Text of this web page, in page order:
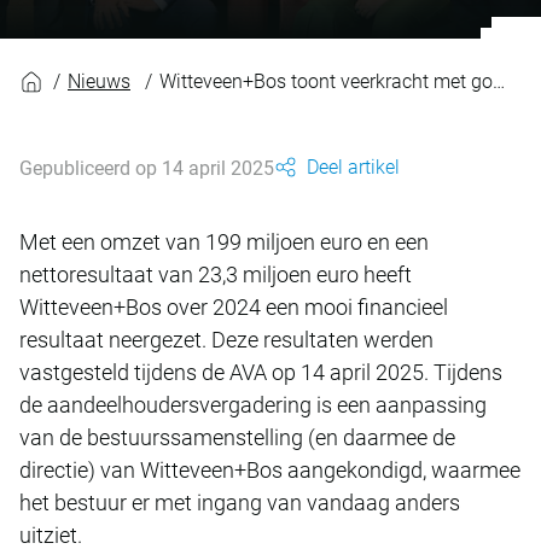
Nieuws Witteveen+Bos toont veerkracht met goede resultaten
Gepubliceerd op 14 april 2025 Deel artikel
Met een omzet van 199 miljoen euro en een
nettoresultaat van 23,3 miljoen euro heeft
Witteveen+Bos over 2024 een mooi financieel
resultaat neergezet. Deze resultaten werden
vastgesteld tijdens de AVA op 14 april 2025. Tijdens
de aandeelhoudersvergadering is een aanpassing
van de bestuurssamenstelling (en daarmee de
directie) van Witteveen+Bos aangekondigd, waarmee
het bestuur er met ingang van vandaag anders
uitziet.